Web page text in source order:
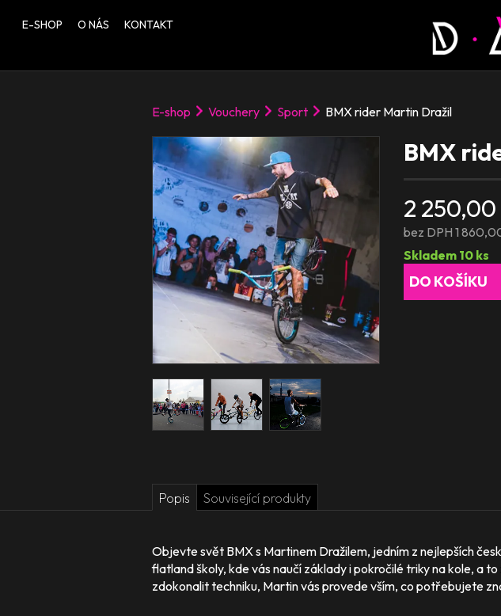
E-SHOP O NÁS KONTAKT
E-shop Vouchery Sport BMX rider Martin Dražil
BMX
2 250,00
bez DPH 1
Skladem 10 ks
DO KOŠÍKU
Popis Související produkty
Objevte svět BMX s Martinem Dražilem, jedním z nejlepších
flatland školy, kde vás naučí základy i pokročilé triky na kole, a
zdokonalit techniku, Martin vás provede vším, co potřebujete